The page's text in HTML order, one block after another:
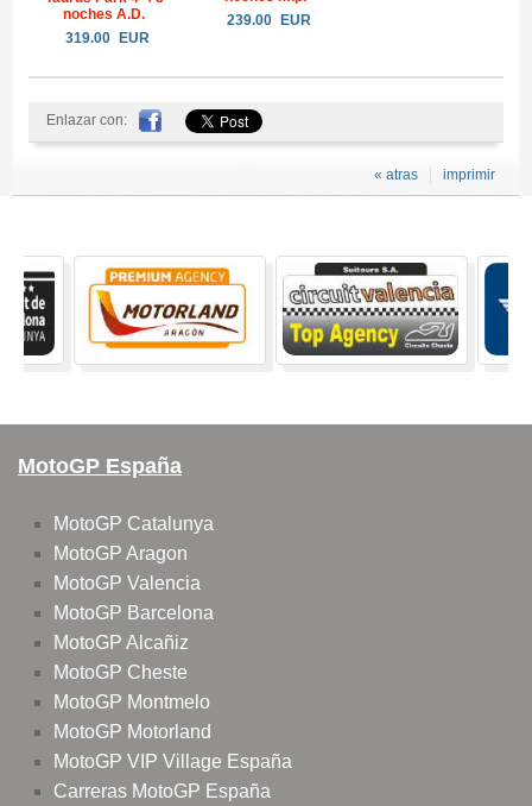
noches A.D.
319.00
EUR
239.00
EUR
Enlazar con:
imprimir
« atras
MotoGP España
MotoGP Catalunya
MotoGP Aragon
MotoGP Valencia
MotoGP Barcelona
MotoGP Alcañiz
MotoGP Cheste
MotoGP Montmelo
MotoGP Motorland
MotoGP VIP Village España
Carreras MotoGP España